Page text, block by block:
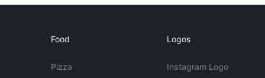
Food
Pizza
Logos
Instagram Logo